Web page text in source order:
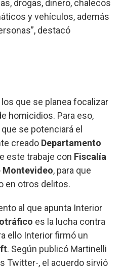
drogas, dinero, chalecos
y vehículos, además
destacó
que se planea focalizar
homicidios. Para eso,
se potenciará el
creado Departamento
este trabaje con Fiscalía
, para que
en otros delitos.
al que apunta Interior
es la lucha contra
ello Interior firmó un
. Según publicó Martinelli
Twitter-, el acuerdo sirvió